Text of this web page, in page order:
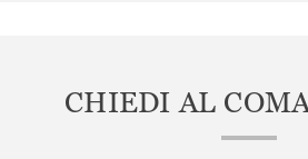
CHIEDI AL